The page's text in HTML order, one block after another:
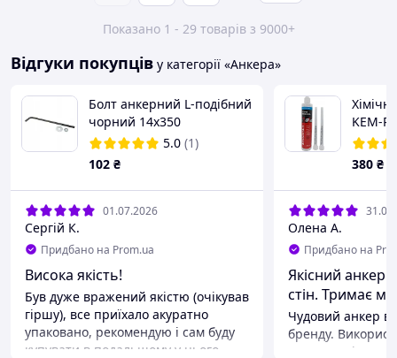
Показано 1 - 29 товарів з 9000+
Відгуки покупців у категорії «Анкера»
Болт анкерний L-подібний
чорний 14x350
покрівельний5.0 (1)
102 ₴
01.07.2026
Сергій К.
Придбано на Prom.ua
Висока якість!
Був дуже вражений якістю (очікував
гіршу), все приїхало акуратно
упаковано, рекомендую і сам буду
купувати в подальшому у цього
KEM-
380 ₴
Олена А.
Придбано на
​Якісний анкер
Чудовий анкер
бренду.
монтажу вікон у